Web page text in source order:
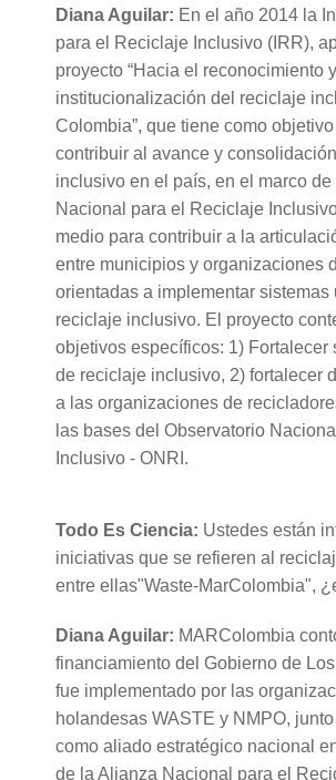
Diana Aguilar: En el año 2014 la
para el Reciclaje Inclusivo (IRR),
proyecto “Hacia el reconocimiento
institucionalización del reciclaje
Colombia”, que tiene como objetivo
contribuir al avance y
inclusivo en el país, en el marco de
Nacional para el Reciclaje
medio para contribuir a la
entre municipios y organizaciones
orientadas a implementar sistemas
reciclaje inclusivo. El proyecto
objetivos específicos: 1) Fortalecer
de reciclaje inclusivo, 2) fortalecer
a las organizaciones de
las bases del Observatorio
Inclusivo - ONRI.
Todo Es Ciencia: Ustedes están
iniciativas que se refieren al
entre ellas"Waste-MarColombia",
Diana Aguilar: MARColombia
financiamiento del Gobierno de
fue implementado por las
holandesas WASTE y NMPO,
como aliado estratégico nacional
de la Alianza Nacional para el